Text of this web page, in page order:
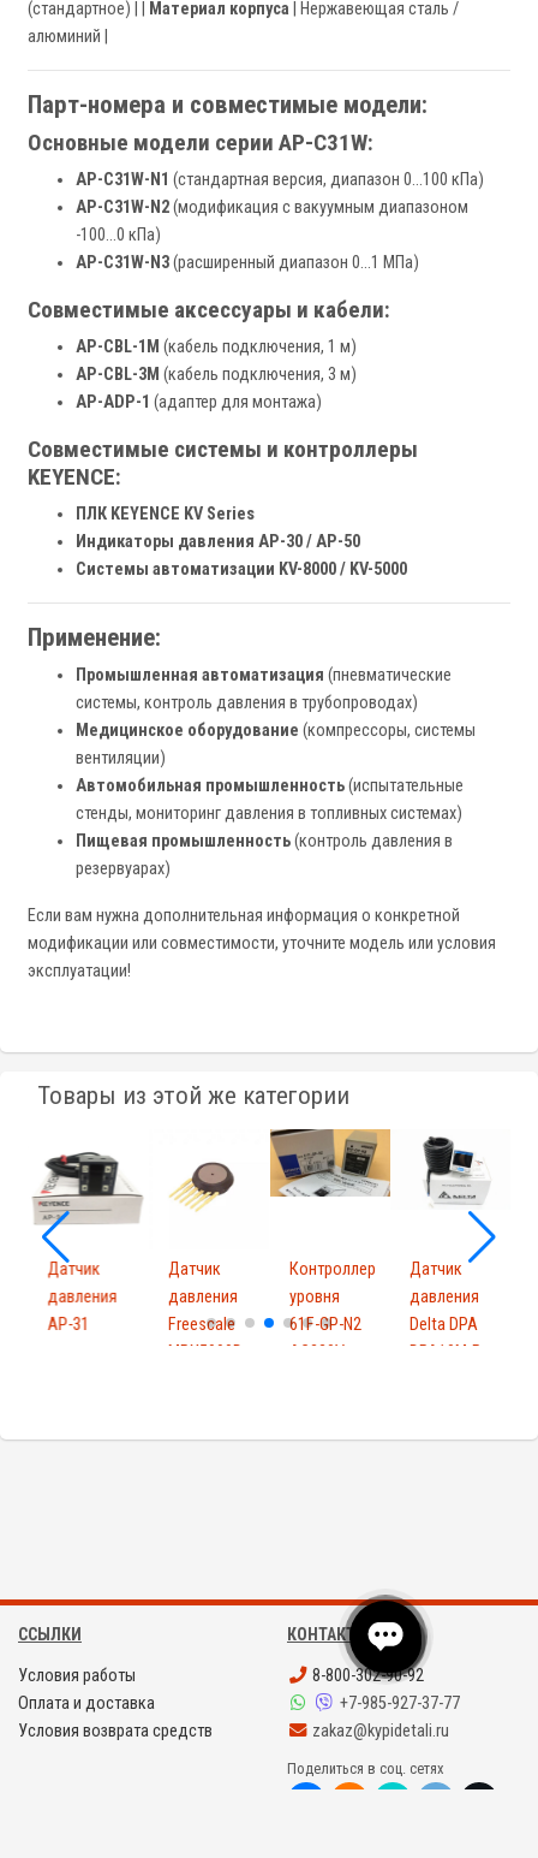
(стандартное) | |
Материал корпуса | Нержавеющая сталь /
алюминий |
Парт-номера и совместимые модели:
Основные модели серии AP-C31W:
AP-C31W-N1 (стандартная версия, диапазон 0…100 кПа)
AP-C31W-N2(модификация с вакуумным диапазоном
-100…0 кПа)
AP-C31W-N3(расширенный диапазон 0…1 МПа)
Совместимые аксессуары и кабели:
AP-CBL-1M (кабель подключения, 1 м)
AP-CBL-3M (кабель подключения, 3 м)
AP-ADP-1 (адаптер для монтажа)
Совместимые системы и контроллеры
KEYENCE:
ПЛК KEYENCE KV Series
Индикаторы давления AP-30 / AP-50
Системы автоматизации KV-8000 / KV-5000
Применение:
Промышленная автоматизация (пневматические
системы, контроль давления в трубопроводах)
Медицинское оборудование (компрессоры, системы
вентиляции)
Автомобильная промышленность(испытательные
стенды, мониторинг давления в топливных системах)
Пищевая промышленность(контроль давления в
резервуарах)
Если вам нужна дополнительная информация о конкретной
модификации или совместимости, уточните модель или условия
эксплуатации!
Товары из этой же категории
Датчик
давления
AP-31
Датчик
давления
Freescale
MPX5999D
Контроллер
уровня
61F-GP-N2
AC220V
Датчик
давления
Delta DPA
DPA10M-P
ССЫЛКИ
Условия работы
Оплата и доставка
Условия возврата средств
КОНТАКТЫ
8-800-302-90-92
+7-985-927-37-77
zakaz@kypidetali.ru
Поделиться в соц. сетях